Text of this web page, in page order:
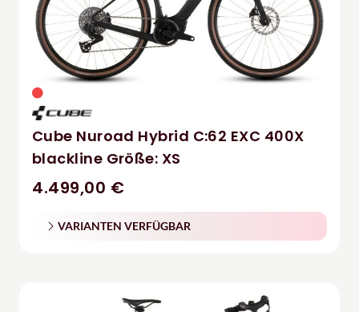
Cube Nuroad Hybrid C:62 EXC 400X
blackline Größe: XS
4.499,00 €
VARIANTEN VERFÜGBAR